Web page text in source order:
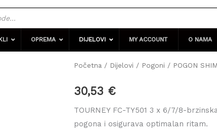
OPREMA DIJELOVI MY ACCOUNT O NAMA
Početna / Dijelovi / Pogoni / POGON
30,53 €
TOURNEY FC-TY501 3 x 6/7/8-
pogona i osigurava optimalan ritam.
POGON
TOURNEY
FC-
TY501